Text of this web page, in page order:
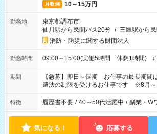
月収例 10～15万円
勤務地
東京都調布市
仙川駅から民間バス20分 / 三鷹駅から
消防・防災に関する財団法人
勤務時間 09:00～15:00(実働5時間 休憩1時間)
期間
【急募】即日～長期 お仕事の最長期
遣法の制限を受けるお仕事です ※8月～
特徴 履歴書不要 / 40～50代活躍中 / 副業・W
気になる！ 応募する